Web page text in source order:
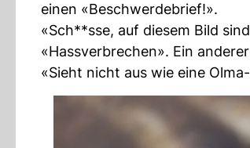
einen «Beschwerdebrief!».
«Sch**sse, auf diesem Bild
«Hassverbrechen». Ein
«Sieht nicht aus wie eine